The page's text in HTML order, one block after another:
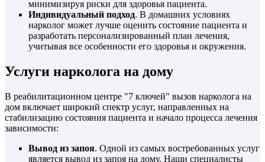
минимизируя риски для здоровья пациента.
Индивидуальный подход. В домашних условиях
нарколог может лучше оценить состояние пациента и
разработать персонализированный план лечения,
учитывая все особенности его здоровья и окружения.
Услуги нарколога на дому
В реабилитационном центре "7 ключей" вызов нарколога на
дом включает широкий спектр услуг, направленных на
стабилизацию состояния пациента и начало процесса лечения
зависимости:
Вывод из запоя. Одной из самых востребованных услуг
является вывод из запоя на дому. Наши специалисты